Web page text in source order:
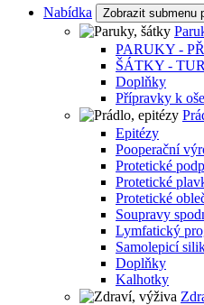
Nabídka Zobrazit submenu
PARUKY -
ŠÁTKY -
Doplňky
Přípravky k
Epitézy
Pooperační
Protetické
Protetické
Protetické
Soupravy
Lymfatický
Samolepicí
Doplňky
Kalhotky